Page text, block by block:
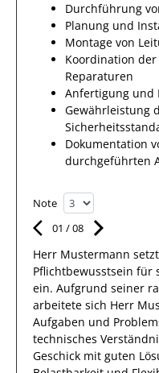
Durchführung
Planung und
Montage von
Koordination
Reparaturen
Anfertigung und
Gewährleistung
Dokumentation
durchgeführten
Note
01 /08
Herr Mustermann
Pflichtbewusstsein für
ein. Aufgrund seiner
arbeitete sich Herr
Aufgaben und
technisches
Geschick mit guten